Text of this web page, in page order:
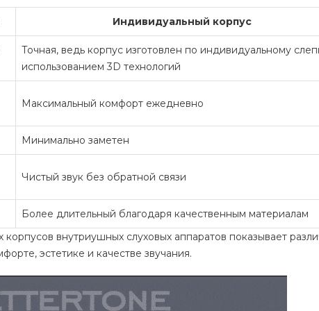
Индивидуальный корпус
Точная, ведь корпус изготовлен по индивидуальному
использованием 3D технологий
Максимальный комфорт ежедневно
Минимально заметен
Чистый звук без обратной связи
Более длительный благодаря качественным материалам
внутриушных слуховых аппаратов показывает
эстетике и качестве звучания.